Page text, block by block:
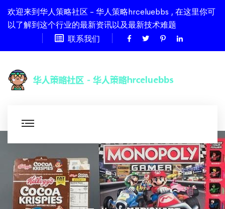
欢迎来到华人策略社区 - 华人策略hrceluebbs , 在这里你可
以了解到这个行业的最新资讯以及最新技术难题
联系我们